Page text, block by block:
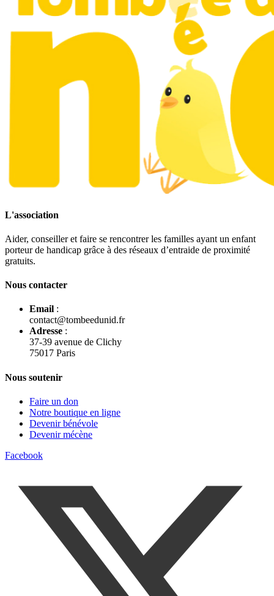
L'association
Aider, conseiller et faire se rencontrer les familles ayant un enfant
porteur de handicap grâce à des réseaux d’entraide de proximité
gratuits.
Nous contacter
Email :
contact@tombeedunid.fr
Adresse :
37-39 avenue de Clichy
75017 Paris
Nous soutenir
Faire un don
Notre boutique en ligne
Devenir bénévole
Devenir mécène
Facebook